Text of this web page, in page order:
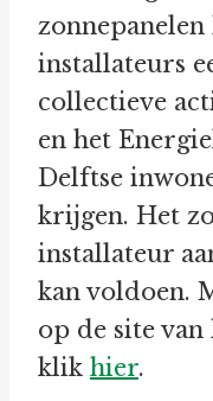
zonnepanelen
installateurs
collectieve
en het
Delftse
krijgen. Het
installateur
kan voldoen.
op de site
klik hier.